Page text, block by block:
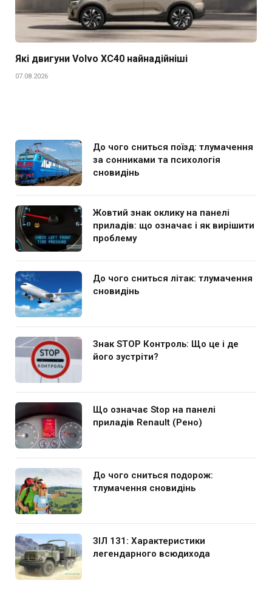
Які двигуни Volvo XC40 найнадійніші
07.08.2026
До чого сниться поїзд: тлумачення
за сонниками та психологія
сновидінь
Жовтий знак оклику на панелі
приладів: що означає і як вирішити
проблему
До чого сниться літак: тлумачення
сновидінь
Знак STOP Контроль: Що це і де
його зустріти?
Що означає Stop на панелі
приладів Renault (Рено)
До чого сниться подорож:
тлумачення сновидінь
ЗІЛ 131: Характеристики
легендарного всюдихода